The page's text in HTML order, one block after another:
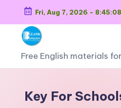
Skip
content
Fri, Aug 7, 2026 -
O
li
Free English materials
Key For